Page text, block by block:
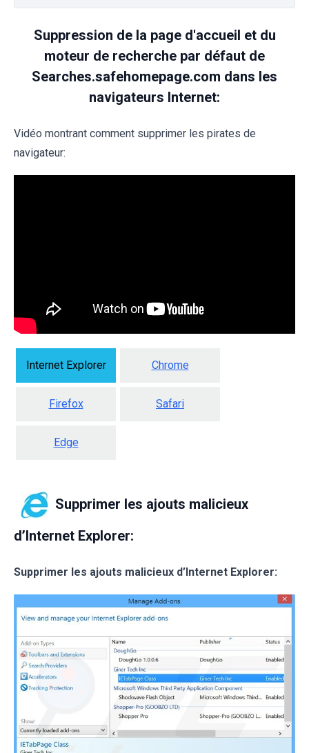
Suppression de la page d'accueil et du
moteur de recherche par défaut de
Searches.safehomepage.com dans les
navigateurs Internet:
Vidéo montrant comment supprimer les pirates de
navigateur:
Internet Explorer Chrome
Firefox Safari
Edge
Supprimer les ajouts malicieux
d’Internet Explorer:
Supprimer les ajouts malicieux d’Internet Explorer: